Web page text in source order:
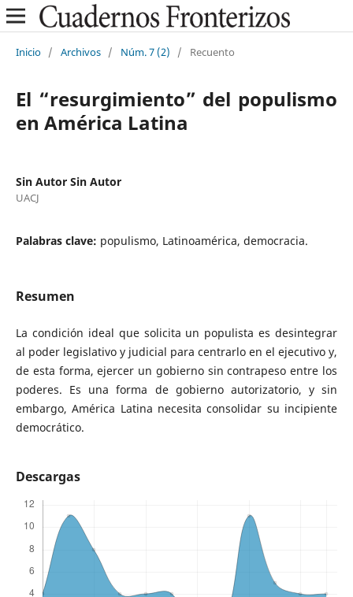
Inicio / Archivos / Núm. 7 (2) / Recuento
El “resurgimiento” del populismo
en América Latina
Sin Autor Sin Autor
UACJ
Palabras clave: populismo, Latinoamérica, democracia.
Resumen
La condición ideal que solicita un populista es desintegrar
al poder legislativo y judicial para centrarlo en el ejecutivo y,
de esta forma, ejercer un gobierno sin contrapeso entre los
poderes. Es una forma de gobierno autorizatorio, y sin
embargo, América Latina necesita consolidar su incipiente
democrático.
Descargas